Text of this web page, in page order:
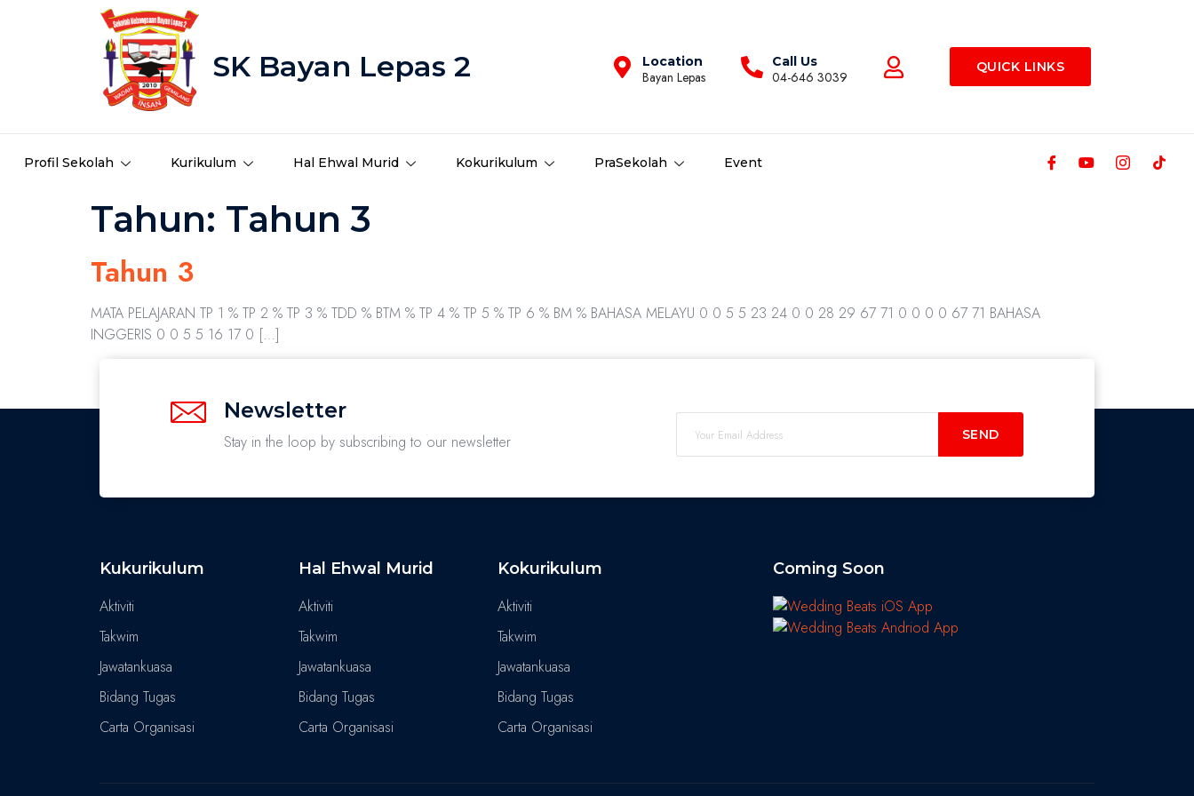
SK Bayan Lepas 2 Location
Bayan Lepas
Call Us
04-646 3039
QUICK LINKS
Profil Sekolah Kurikulum Hal Ehwal Murid Kokurikulum PraSekolah Event
Tahun: Tahun 3
Tahun 3
MATA PELAJARAN TP 1 % TP 2 % TP 3 % TDD % BTM % TP 4 % TP 5 % TP 6 % BM % BAHASA MELAYU 0 0 5 5 23 24 0 0 28 29 67 71 0 0 0 0 67 71 BAHASA
INGGERIS 0 0 5 5 16 17 0 […]
Newsletter
Stay in the loop by subscribing to our newsletter SEND
Kukurikulum
Aktiviti
Takwim
Jawatankuasa
Bidang Tugas
Carta Organisasi
Hal Ehwal Murid
Aktiviti
Takwim
Jawatankuasa
Bidang Tugas
Carta Organisasi
Kokurikulum
Aktiviti
Takwim
Jawatankuasa
Bidang Tugas
Carta Organisasi
Coming Soon